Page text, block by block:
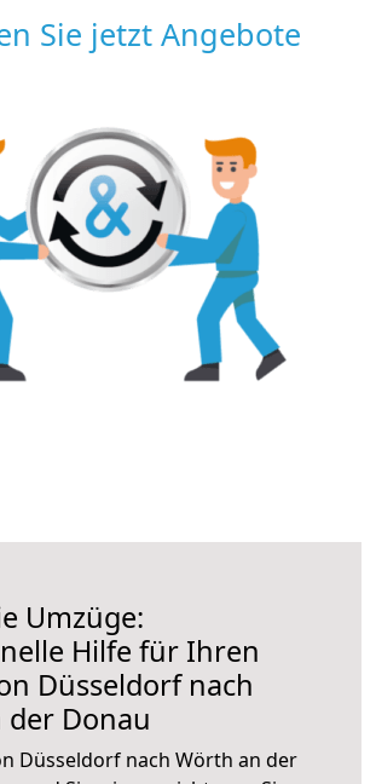
Sie jetzt Angebote
Umzüge:
Hilfe für Ihren
Düsseldorf nach
Donau
Düsseldorf nach Wörth an der